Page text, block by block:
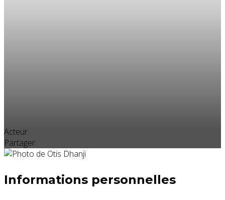
Acteur
Partager:
Informations personnelles